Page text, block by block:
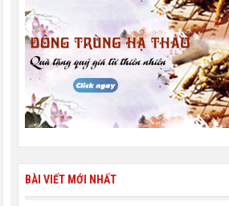
BÀI VIẾT MỚI NHẤT